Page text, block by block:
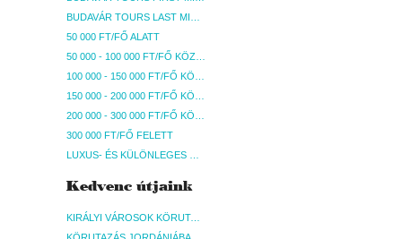
50 000 FT/FŐ ALATT
300 000 FT/FŐ FELETT
Kedvenc útjaink
KIRÁLYI VÁROSOK KÖRUTAZÁS KÖZVETLEN REPÜLŐJÁRATTAL - BUDAPEST, REPÜLŐ